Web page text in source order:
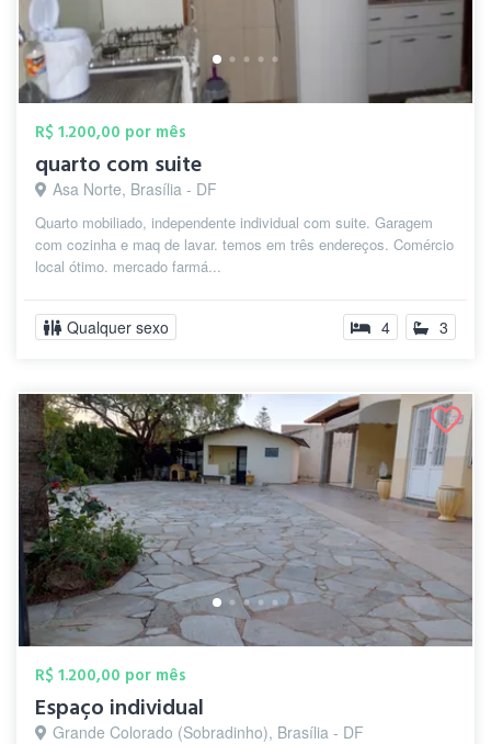
R$ 1.200,00 por mês
quarto com suite
Asa Norte, Brasília - DF
Quarto mobiliado, independente individual com suite. Garagem
com cozinha e maq de lavar. temos em três endereços. Comércio
local ótimo. mercado farmá...
Qualquer sexo 4 3
R$ 1.200,00 por mês
Espaço individual
Grande Colorado (Sobradinho), Brasília - DF